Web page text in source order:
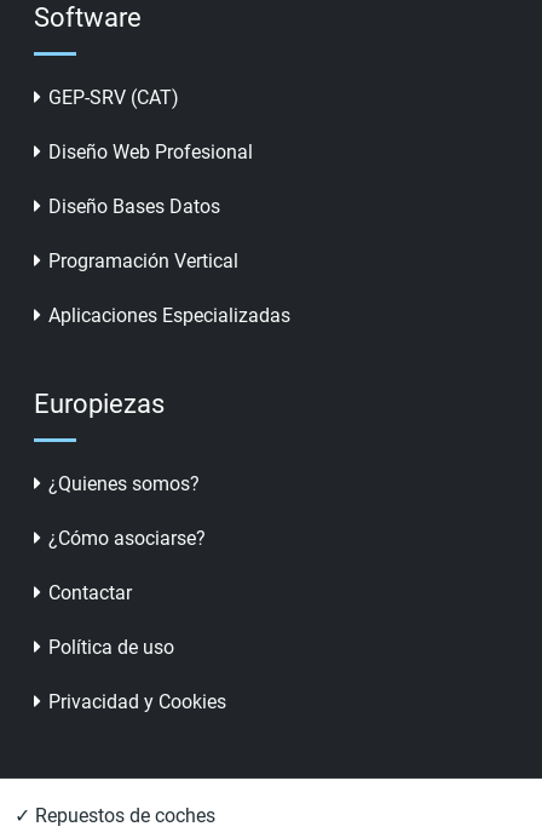
Software
GEP-SRV (CAT)
Diseño Web Profesional
Diseño Bases Datos
Programación Vertical
Aplicaciones Especializadas
Europiezas
¿Quienes somos?
¿Cómo asociarse?
Contactar
Política de uso
Privacidad y Cookies
✓ Repuestos de coches